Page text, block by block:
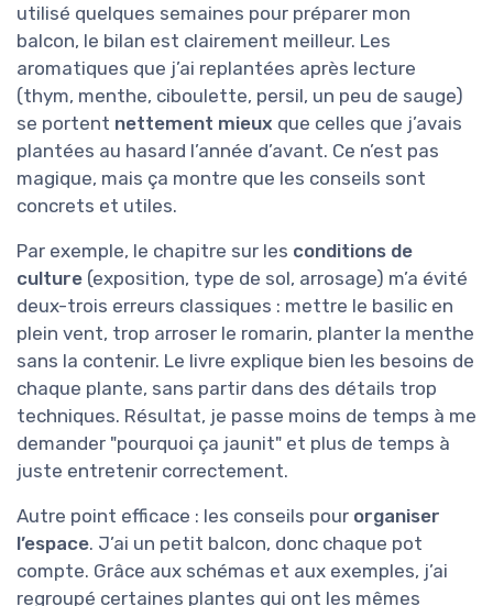
utilisé quelques semaines pour préparer mon
balcon, le bilan est clairement meilleur. Les
aromatiques que j’ai replantées après lecture
(thym, menthe, ciboulette, persil, un peu de sauge)
se portent nettement mieux que celles que j’avais
plantées au hasard l’année d’avant. Ce n’est pas
magique, mais ça montre que les conseils sont
concrets et utiles.
Par exemple, le chapitre sur les conditions de
culture (exposition, type de sol, arrosage) m’a évité
deux-trois erreurs classiques : mettre le basilic en
plein vent, trop arroser le romarin, planter la menthe
sans la contenir. Le livre explique bien les besoins de
chaque plante, sans partir dans des détails trop
techniques. Résultat, je passe moins de temps à me
demander "pourquoi ça jaunit" et plus de temps à
juste entretenir correctement.
Autre point efficace : les conseils pour organiser
l’espace. J’ai un petit balcon, donc chaque pot
compte. Grâce aux schémas et aux exemples, j’ai
regroupé certaines plantes qui ont les mêmes